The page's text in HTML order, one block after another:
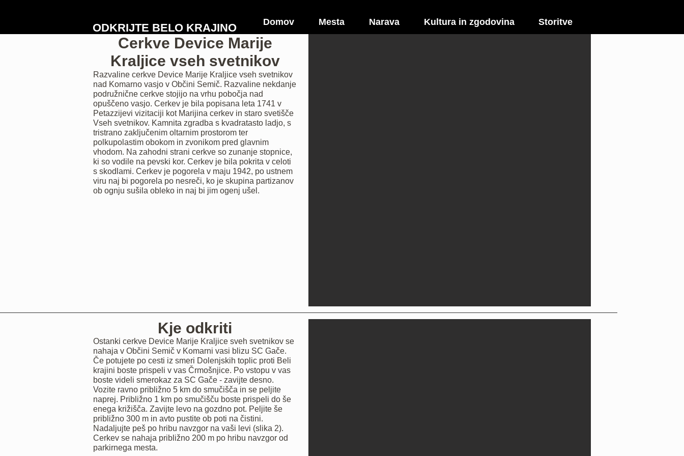
ODKRIJTE BELO KRAJINO
Cerkve Device Marije
Kraljice vseh svetnikov
Razvaline cerkve Device Marije Kraljice vseh svetnikov
nad Komarno vasjo v Občini Semič. Razvaline nekdanje
podružnične cerkve stojijo na vrhu pobočja nad
opuščeno vasjo. Cerkev je bila popisana leta 1741 v
Petazzijevi vizitaciji kot Marijina cerkev in staro svetišče
Vseh svetnikov. Kamnita zgradba s kvadratasto ladjo, s
tristrano zaključenim oltarnim prostorom ter
polkupolastim obokom in zvonikom pred glavnim
vhodom. Na zahodni strani cerkve so zunanje stopnice,
ki so vodile na pevski kor. Cerkev je bila pokrita v celoti
s skodlami. Cerkev je pogorela v maju 1942, po ustnem
viru naj bi pogorela po nesreči, ko je skupina partizanov
ob ognju sušila obleko in naj bi jim ogenj ušel.
Kje odkriti
Ostanki cerkve Device Marije Kraljice sveh svetnikov se
nahaja v Občini Semič v Komarni vasi blizu SC Gače.
Če potujete po cesti iz smeri Dolenjskih toplic proti Beli
krajini boste prispeli v vas Črmošnjice. Po vstopu v vas
boste videli smerokaz za SC Gače - zavijte desno.
Vozite ravno približno 5 km do smučišča in se peljite
naprej. Približno 1 km po smučišču boste prispeli do še
enega križišča. Zavijte levo na gozdno pot. Peljite še
približno 300 m in avto pustite ob poti na čistini.
Nadaljujte peš po hribu navzgor na vaši levi (slika 2).
Cerkev se nahaja približno 200 m po hribu navzgor od
parkirnega mesta.
Domov Mesta Narava Kultura in zgodovina Storitve